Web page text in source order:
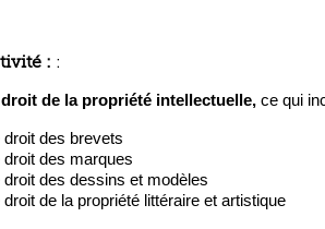
: :
droit de la propriété intellectuelle, ce qui
droit des brevets
droit des marques
droit des dessins et modèles
droit de la propriété littéraire et artistique